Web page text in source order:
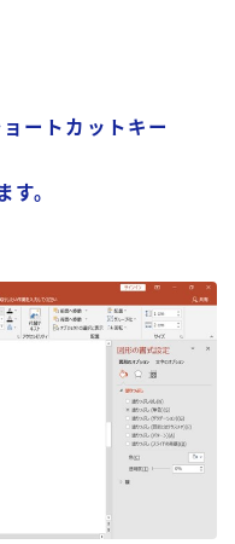
ートカットキー
す。